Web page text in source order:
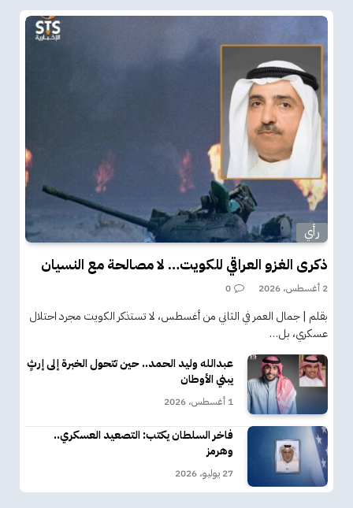
رأي
ذكرى الغزو العراقي للكويت… لا مصالحة مع النسيان
2 أغسطس، 2026 0
بقلم | جمال العمر في الثاني من أغسطس، لا تستذكر الكويت مجرد احتلال
عسكري، بل…
عبدالله وليد الحمد.. حين تتحول الخبرة إلى إرثٍ
يبني الأوطان
1 أغسطس، 2026
فاخر السلطان يكتب: التصعيد العسكري..
وهرمز
27 يوليو، 2026